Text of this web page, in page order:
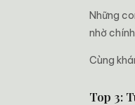
Những
nhờ
Cùng
Top 3: